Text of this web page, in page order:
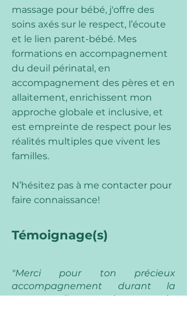
massage pour bébé, j'offre des
soins axés sur le respect, l’écoute
et le lien parent-bébé. Mes
formations en accompagnement
du deuil périnatal, en
accompagnement des pères et en
allaitement, enrichissent mon
approche globale et inclusive, et
est empreinte de respect pour les
réalités multiples que vivent les
familles.
N’hésitez pas à me contacter pour
faire connaissance!
Témoignage(s)
"Merci pour ton précieux
accompagnement durant la
grossesse. Tu as eu des mots très